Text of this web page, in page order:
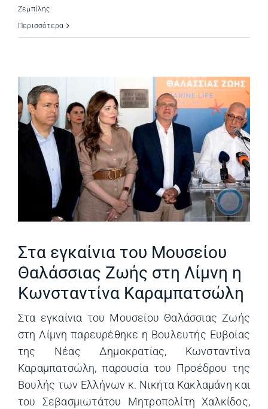
Ζεμπίλης
Περισσότερα
Στα εγκαίνια του Μουσείου
Θαλάσσιας Ζωής στη Λίμνη η
Κωνσταντίνα Καραμπατσώλη
Στα εγκαίνια του Μουσείου Θαλάσσιας Ζωής
στη Λίμνη παρευρέθηκε η Βουλευτής Ευβοίας
της Νέας Δημοκρατίας, Κωνσταντίνα
Καραμπατσώλη, παρουσία του Προέδρου της
Βουλής των Ελλήνων κ. Νικήτα Κακλαμάνη και
του Σεβασμιωτάτου Μητροπολίτη Χαλκίδος,